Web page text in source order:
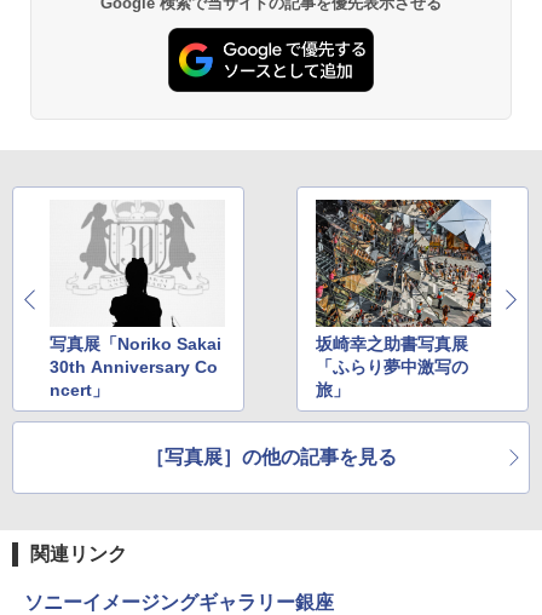
写真展「Noriko Sakai
30th Anniversary Co
ncert」
坂崎幸之助書写真展
「ふらり夢中激写の
旅」
［写真展］の他の記事を見る
関連リンク
ソニーイメージングギャラリー銀座